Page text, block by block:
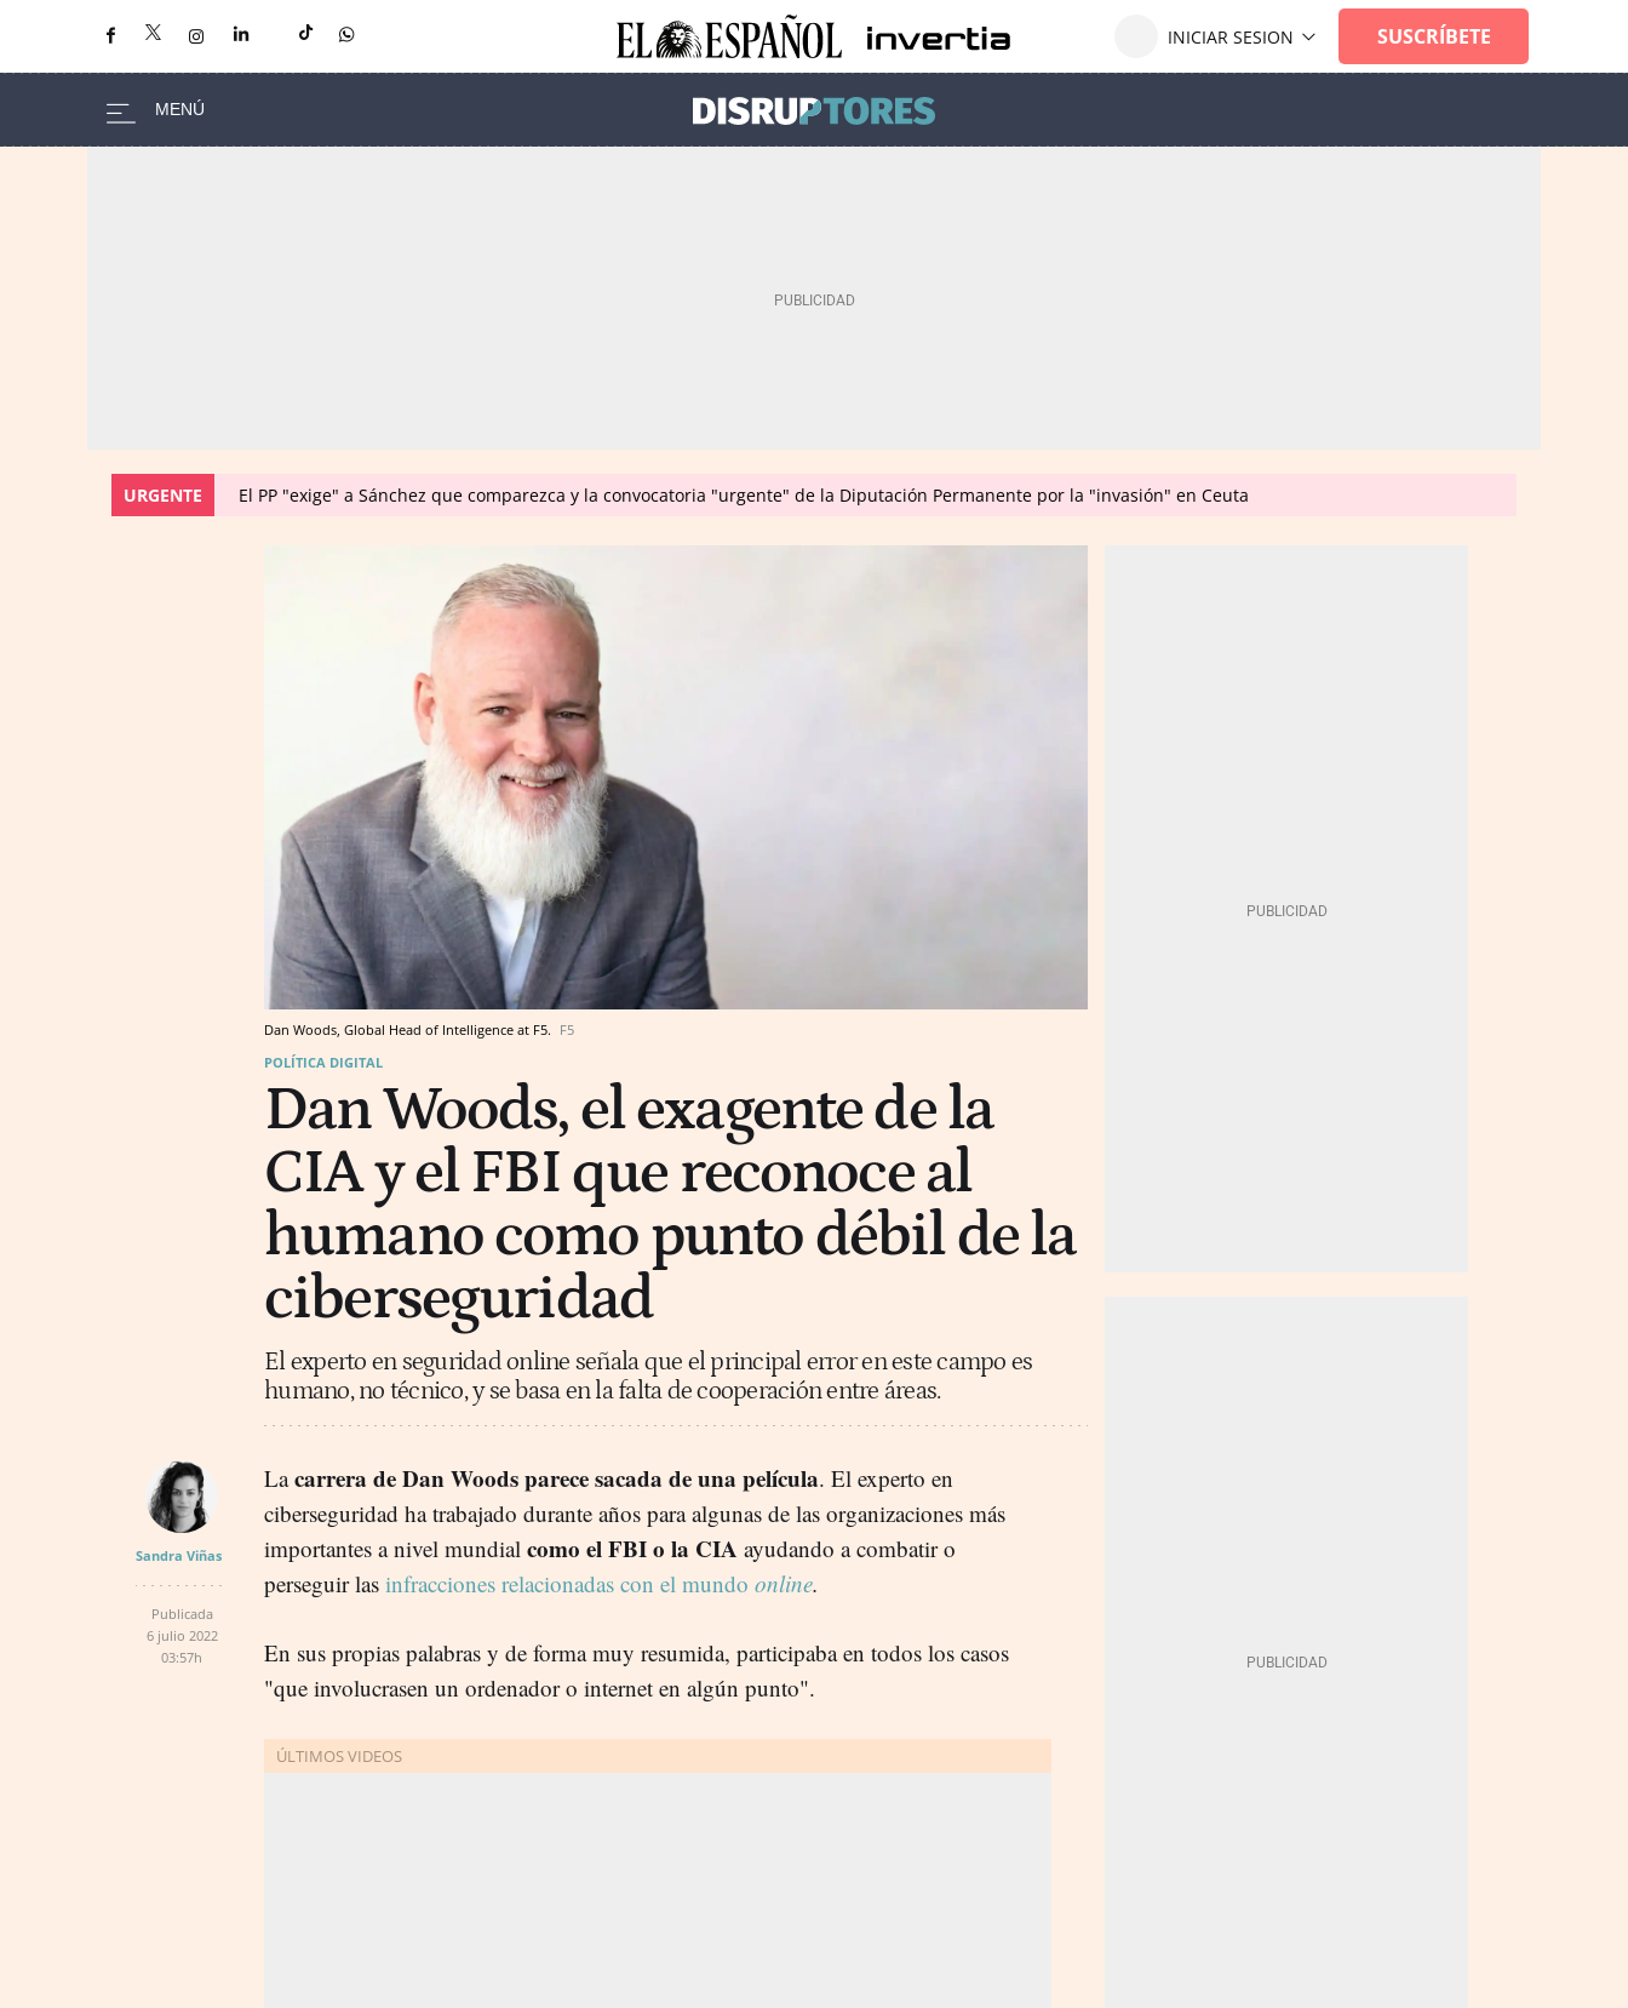
URGENTE El PP "exige" a Sánchez que comparezca y la convocatoria "urgente" de la Diputación Permanente por la "invasión" en Ceuta
Dan Woods, Global Head of Intelligence at F5. F5
POLÍTICA DIGITAL
Dan Woods, el exagente de la
CIA y el FBI que reconoce al
humano como punto débil de la
ciberseguridad
El experto en seguridad online señala que el principal error en este campo es
humano, no técnico, y se basa en la falta de cooperación entre áreas.
Sandra Viñas
Publicada
6 julio 2022
03:57h
Lacarrera de Dan Woods parece sacada de una película. El experto en
ciberseguridad ha trabajado durante años para algunas de las organizaciones más
importantes a nivel mundial como el FBI o la CIA ayudando a combatir o
perseguir las infracciones relacionadas con el mundo online.
En sus propias palabras y de forma muy resumida, participaba en todos los casos
"que involucrasen un ordenador o internet en algún punto".